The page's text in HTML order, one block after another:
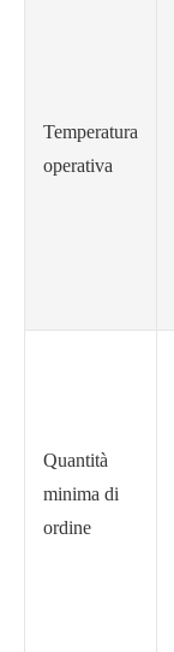
Temperatura
operativa
Quantità
minima di
ordine